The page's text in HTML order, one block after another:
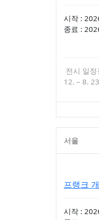
시작 :
종료 :
전시 일
12. – 8.
서울
프랭크
시작 :